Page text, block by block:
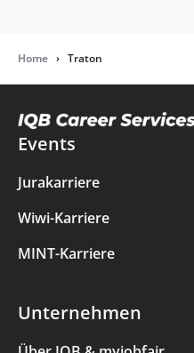
Home › Traton
Events
Jurakarriere
Wiwi-Karriere
MINT-Karriere
Unternehmen